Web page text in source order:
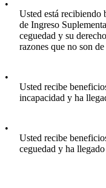
•
Usted está recibiendo
de Ingreso
ceguedad y su
razones que no son
•
Usted recibe
incapacidad y ha
•
Usted recibe
ceguedad y ha